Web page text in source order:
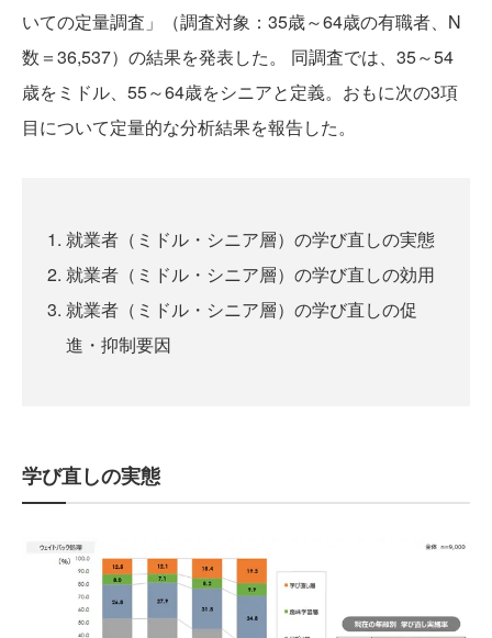
いての定量調査」（調査対象：35歳～64歳の有職者、N
数＝36,537）の結果を発表した。 同調査では、35～54
歳をミドル、55～64歳をシニアと定義。おもに次の3項
目について定量的な分析結果を報告した。
就業者（ミドル・シニア層）の学び直しの実態
就業者（ミドル・シニア層）の学び直しの効用
就業者（ミドル・シニア層）の学び直しの促
進・抑制要因
学び直しの実態